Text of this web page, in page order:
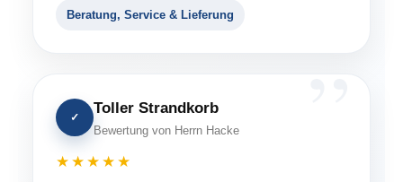
Beratung, Service & Lieferung
✓
Toller Strandkorb
Bewertung von Herrn Hacke
★★★★★